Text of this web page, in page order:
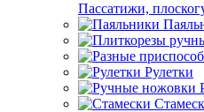
Пассатижи,
Рулетки